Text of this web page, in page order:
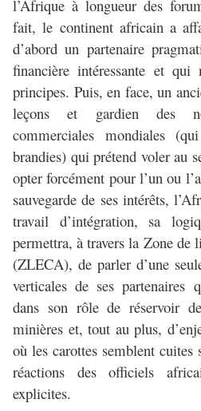
l’Afrique à longueur des
fait, le continent africain a
d’abord un partenaire
financière intéressante et qui
principes. Puis, en face, un
leçons et gardien des
commerciales mondiales
brandies) qui prétend voler au
opter forcément pour l’un ou
sauvegarde de ses intérêts,
travail d’intégration, sa
permettra, à travers la Zone de
(ZLECA), de parler d’une
verticales de ses partenaires
dans son rôle de réservoir
minières et, tout au plus,
où les carottes semblent
réactions des officiels
explicites.